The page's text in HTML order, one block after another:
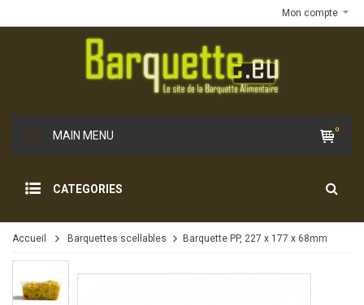
Mon compte
MAIN MENU 0
CATEGORIES
Accueil Barquettes scellables Barquette PP, 227 x 177 x 68mm